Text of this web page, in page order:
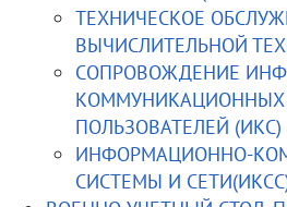
ТЕХНИЧЕСКОЕ
ВЫЧИСЛИТЕЛЬНОЙ
СОПРОВОЖДЕНИЕ
КОММУНИКАЦИОННЫХ
ПОЛЬЗОВАТЕЛЕЙ (ИКС)
ИНФОРМАЦИОННО-
СИСТЕМЫ И